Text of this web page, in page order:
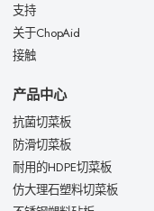
支持
关于ChopAid
接触
产品中心
抗菌切菜板
防滑切菜板
耐用的HDPE切菜板
仿大理石塑料切菜板